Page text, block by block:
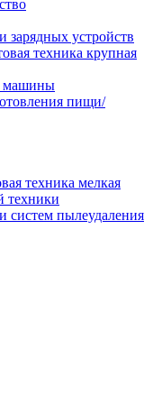
зарядных устройств
техника крупная
машины
пищи/
техника мелкая
техники
систем пылеудаления